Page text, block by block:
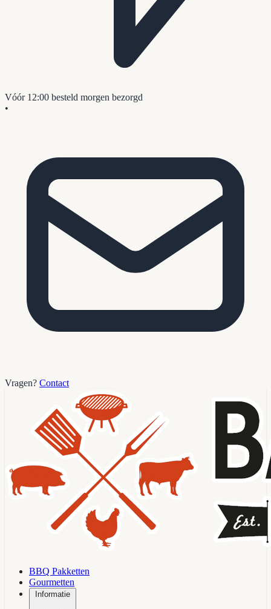
Vóór 12:00 besteld morgen bezorgd
•
Vragen? Contact
BBQ Pakketten
Gourmetten
Informatie